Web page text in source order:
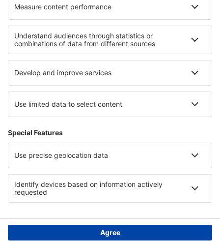
Hotely v Bryce Canyon
Hotely in Mammoth Cave National Park
Hotely v Národní park Zion Hotely na ostrově Karpathos
Hotely in Costa del Maresme
Hotely ve Vidině Hotely v Coclé